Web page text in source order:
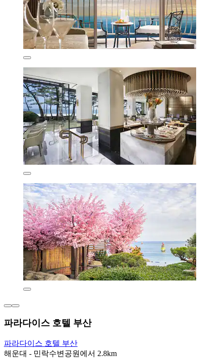
파라다이스 호텔 부산
파라다이스 호텔 부산
해운대 - 민락수변공원에서 2.8km